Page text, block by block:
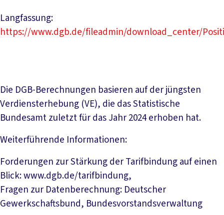
Langfassung:
https://www.dgb.de/fileadmin/download_center/
Die DGB-Berechnungen basieren auf der jüngsten
Verdiensterhebung (VE), die das Statistische
Bundesamt zuletzt für das Jahr 2024 erhoben hat.
Weiterführende Informationen:
Forderungen zur Stärkung der Tarifbindung auf einen
Blick: www.dgb.de/tarifbindung,
Fragen zur Datenberechnung: Deutscher
Gewerkschaftsbund, Bundesvorstandsverwaltung